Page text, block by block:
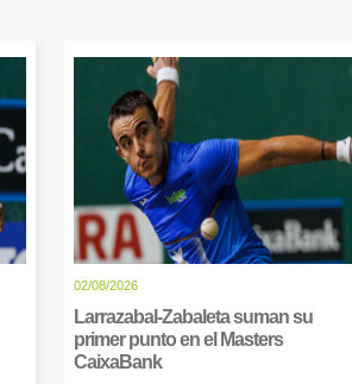
02/08/2026
Larrazabal-Zabaleta suman su
primer punto en el Masters
CaixaBank